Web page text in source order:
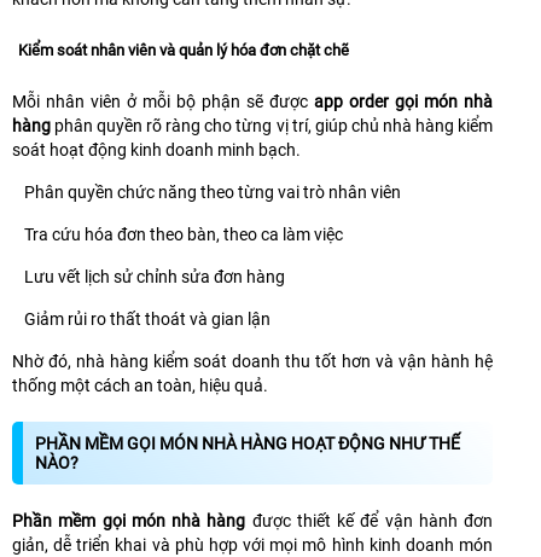
Kiểm soát nhân viên và quản lý hóa đơn chặt chẽ
Mỗi nhân viên ở mỗi bộ phận sẽ được app order gọi món nhà
hàng phân quyền rõ ràng cho từng vị trí, giúp chủ nhà hàng kiểm
soát hoạt động kinh doanh minh bạch.
Phân quyền chức năng theo từng vai trò nhân viên
Tra cứu hóa đơn theo bàn, theo ca làm việc
Lưu vết lịch sử chỉnh sửa đơn hàng
Giảm rủi ro thất thoát và gian lận
Nhờ đó, nhà hàng kiểm soát doanh thu tốt hơn và vận hành hệ
thống một cách an toàn, hiệu quả.
PHẦN MỀM GỌI MÓN NHÀ HÀNG HOẠT ĐỘNG NHƯ THẾ
NÀO?
Phần mềm gọi món nhà hàng được thiết kế để vận hành đơn
giản, dễ triển khai và phù hợp với mọi mô hình kinh doanh món